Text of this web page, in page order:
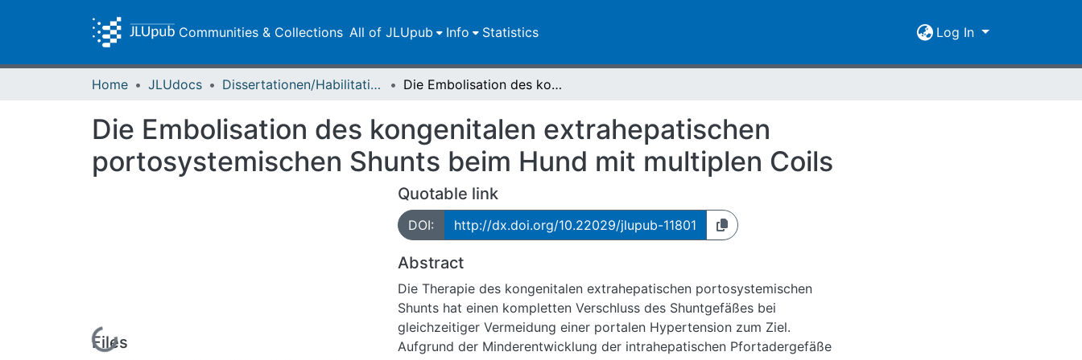
Communities & Collections All of JLUpub Info Statistics Log In
Home JLUdocs Dissertationen/Habilitationen Die Embolisation des kongenitalen extrahepatischen portosystemischen Shunts beim Hund mit multiplen Coils
Die Embolisation des kongenitalen extrahepatischen
portosystemischen Shunts beim Hund mit multiplen Coils
Loading...
Files
Quotable link
DOI: http://dx.doi.org/10.22029/jlupub-11801
Abstract
Die Therapie des kongenitalen extrahepatischen portosystemischen
Shunts hat einen kompletten Verschluss des Shuntgefäßes bei
gleichzeitiger Vermeidung einer portalen Hypertension zum Ziel.
Aufgrund der Minderentwicklung der intrahepatischen Pfortadergefäße